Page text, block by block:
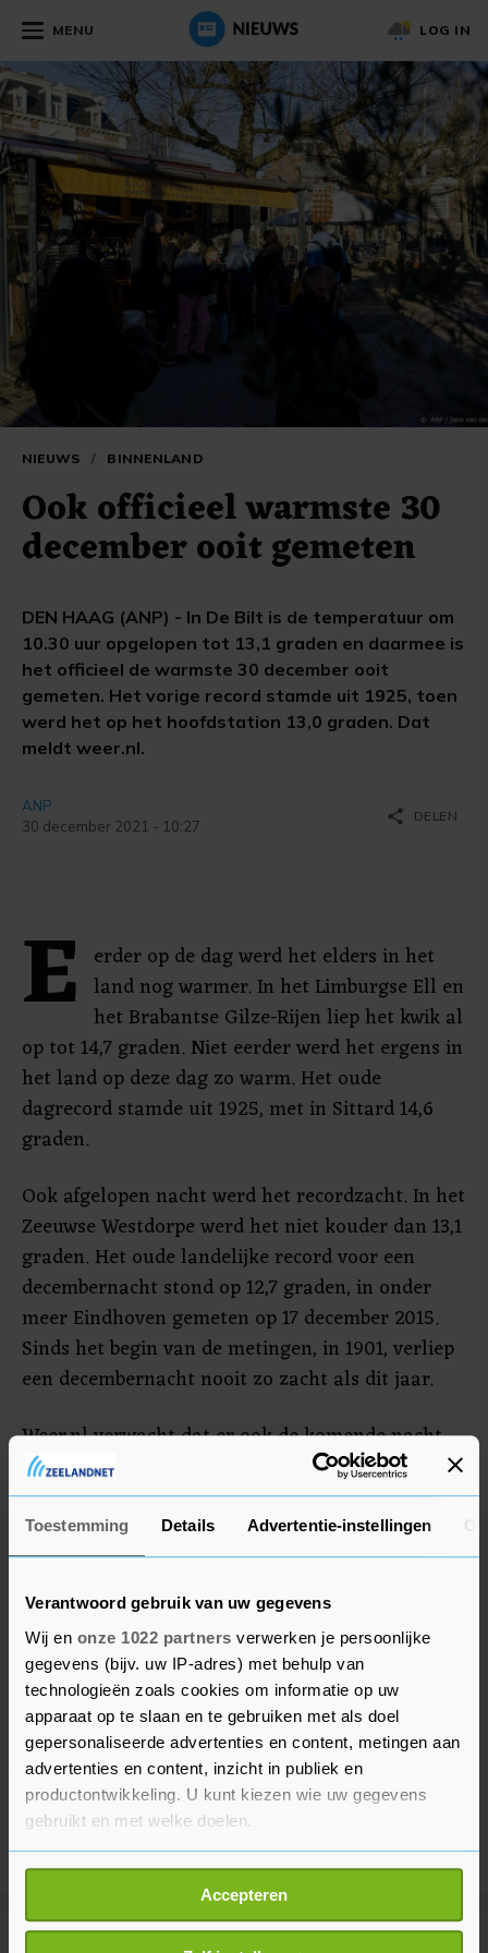
Toestemming Details Advertentie-instellingen
Verantwoord gebruik van uw gegevens
Wij en onze 1022 partners verwerken je persoonlijke
gegevens (bijv. uw IP-adres) met behulp van
technologieën zoals cookies om informatie op uw
apparaat op te slaan en te gebruiken met als doel
gepersonaliseerde advertenties en content, metingen aan
advertenties en content, inzicht in publiek en
productontwikkeling. U kunt kiezen wie uw gegevens
gebruikt en met welke doelen.
Als u het toestaat, willen we ook graag:
Informatie verzamelen over uw geografische
locatie, die tot een paar meter nauwkeurig kan zijn
Accepteren
MENU LOG IN
NIEUWS / BINNENLAND
Ook officieel warmste 30
december ooit gemeten
DEN HAAG (ANP) - In De Bilt is de temperatuur om
10.30 uur opgelopen tot 13,1 graden en daarmee is
het officieel de warmste 30 december ooit
gemeten. Het vorige record stamde uit 1925, toen
werd het op het hoofdstation 13,0 graden. Dat
meldt weer.nl.
ANP
30 december 2021 - 10:27
share DELEN
E erder op de dag werd het elders in het
land nog warmer. In het Limburgse Ell en
het Brabantse Gilze-Rijen liep het kwik al
op tot 14,7 graden. Niet eerder werd het ergens in
het land op deze dag zo warm. Het oude
dagrecord stamde uit 1925, met in Sittard 14,6
graden.
Ook afgelopen nacht werd het recordzacht. In het
Zeeuwse Westdorpe werd het niet kouder dan 13,1
graden. Het oude landelijke record voor een
decembernacht stond op 12,7 graden, in onder
meer Eindhoven gemeten op 17 december 2015.
Sinds het begin van de metingen, in 1901, verliep
een decembernacht nooit zo zacht als dit jaar.
Weer.nl verwacht dat er ook de komende nacht
en op oudjaarsdag weerrecords zullen sneuvelen.